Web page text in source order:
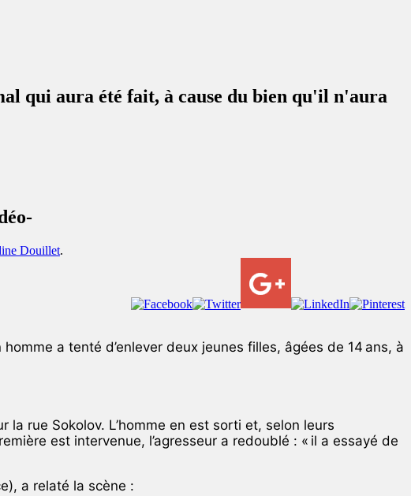
qui aura été fait, à cause du bien qu'il n'aura
Douillet.
a tenté d’enlever deux jeunes filles, âgées de 14 ans, à
la rue Sokolov. L’homme en est sorti et, selon leurs
est intervenue, l’agresseur a redoublé : « il a essayé de
a relaté la scène :